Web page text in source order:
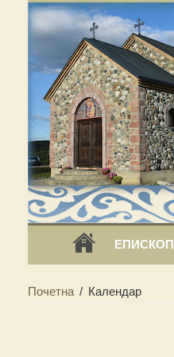
ЕПИСКОП
Почетна / Календар